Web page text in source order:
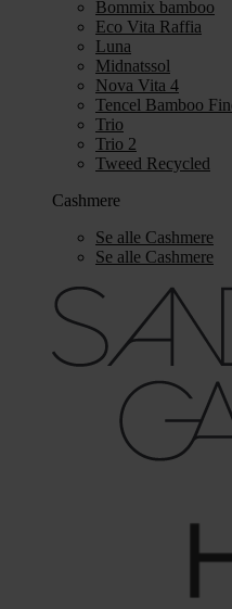
Bommix bamboo
Eco Vita Raffia
Luna
Midnatssol
Nova Vita 4
Tencel Bamboo
Trio
Trio 2
Tweed Recycled
Cashmere
Se alle Cashmere
Se alle Cashmere